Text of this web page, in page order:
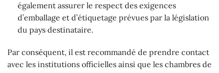
également assurer le respect des exigences
d’emballage et d’étiquetage prévues par la législation
du pays destinataire.
Par conséquent, il est recommandé de prendre contact
avec les institutions officielles ainsi que les chambres de